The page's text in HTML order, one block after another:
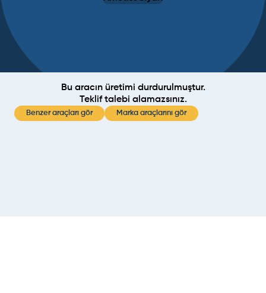
Bu aracın üretimi durdurulmuştur.
Teklif talebi alamazsınız.
Benzer araçları gör Marka araçlarını gör